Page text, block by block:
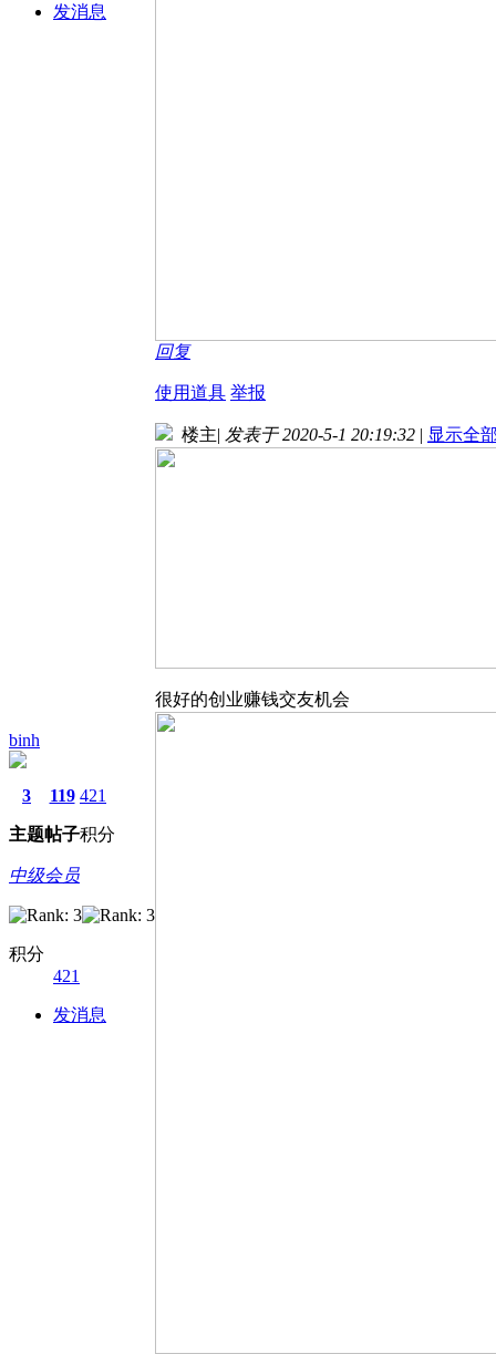
发消息
回复
使用道具 举报
binh
3
主题
119
帖子
421
积分
中级会员
积分
421
发消息
楼主| 发表于 2020-5-1 20:19:32 | 显示全
很好的创业赚钱交友机会